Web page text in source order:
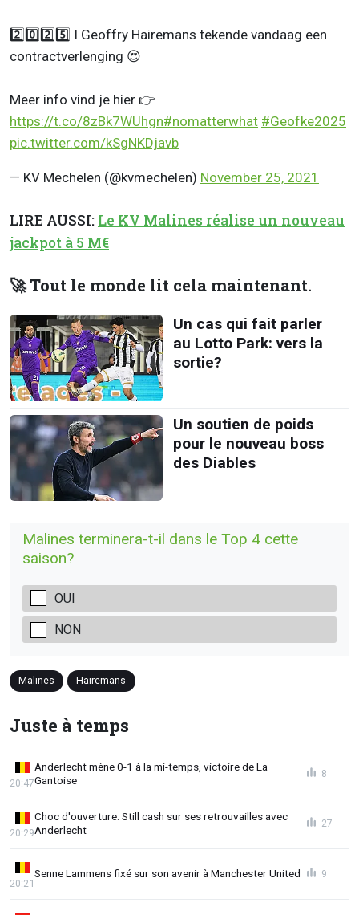
2️⃣0️⃣2️⃣5️⃣ I Geoffry Hairemans tekende vandaag een
contractverlenging 😍
Meer info vind je hier 👉
https://t.co/8zBk7WUhgn#nomatterwhat #Geofke2025
pic.twitter.com/kSgNKDjavb
— KV Mechelen (@kvmechelen) November 25, 2021
LIRE AUSSI: Le KV Malines réalise un nouveau
jackpot à 5 M€
🚀 Tout le monde lit cela maintenant.
Un cas qui fait parler
au Lotto Park: vers la
sortie?
Un soutien de poids
pour le nouveau boss
des Diables
Malines terminera-t-il dans le Top 4 cette
saison?
OUI
NON
Malines Hairemans
Juste à temps
Anderlecht mène 0-1 à la mi-temps, victoire de La
Gantoise
20:47
8
Choc d'ouverture: Still cash sur ses retrouvailles avec
Anderlecht
20:29
27
Senne Lammens fixé sur son avenir à Manchester United
20:21
9